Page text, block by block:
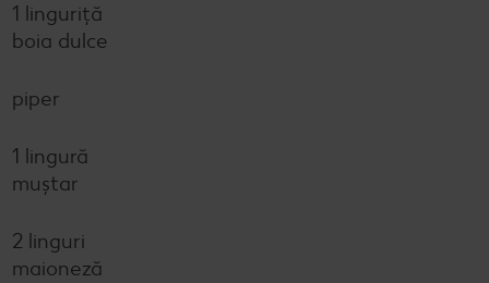
1 linguriță
boia dulce
piper
1 lingură
muștar
2 linguri
maioneză